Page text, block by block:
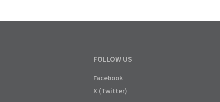
FOLLOW US
Facebook
X (Twitter)